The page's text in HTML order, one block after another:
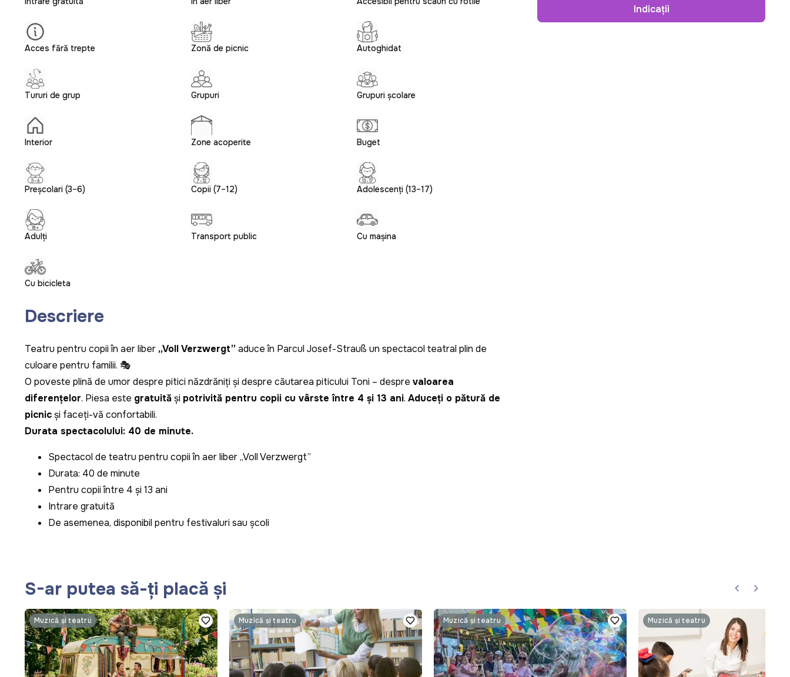
Acces fără trepte Zonă de picnic Autoghidat
Tururi de grup Grupuri Grupuri școlare
Interior Zone acoperite Buget
Preșcolari (3–6) Copii (7–12) Adolescenți (13–17)
Adulți Transport public Cu mașina
Cu bicicleta
Descriere
Teatru pentru copii în aer liber „Voll Verzwergt”aduce în Parcul Josef-Strauß un spectacol teatral plin de
culoare pentru familii. 🎭
O poveste plină de umor despre pitici năzdrăniți și despre căutarea piticului Toni – despre valoarea
diferențelor. Piesa este gratuităși potrivită pentru copii cu vârste între 4 și 13 ani. Aduceți o pătură de
picnicși faceți-vă confortabili.
Durata spectacolului: 40 de minute.
Spectacol de teatru pentru copii în aer liber „Voll Verzwergt”
Durata: 40 de minute
Pentru copii între 4 și 13 ani
Intrare gratuită
De asemenea, disponibil pentru festivaluri sau școli
Indicații
S-ar putea să-ți placă și
Muzică și teatru Muzică și teatru Muzică și teatru Muzică și teatru